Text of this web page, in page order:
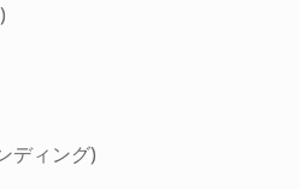
ディング)